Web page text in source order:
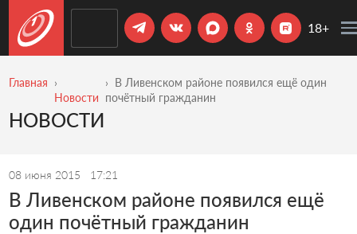
18+
Главная
Новости
В Ливенском районе появился ещё один
почётный гражданин
НОВОСТИ
08 июня 2015 17:21
В Ливенском районе появился ещё
один почётный гражданин